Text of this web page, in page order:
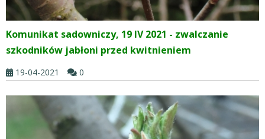
Komunikat sadowniczy, 19 IV 2021 - zwalczanie
szkodników jabłoni przed kwitnieniem
19-04-2021 0